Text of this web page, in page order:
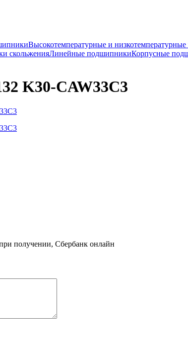
Высокотемпературные и
скольженияЛинейные подшипникиКорпусные
K30-CAW33C3
получении, Сбербанк онлайн